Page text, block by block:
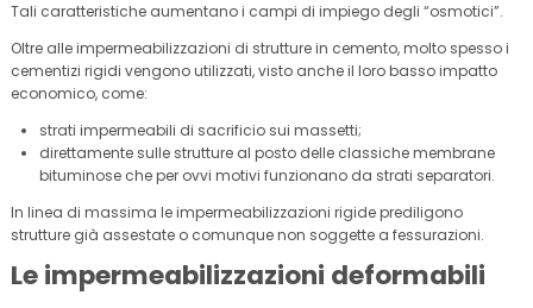
Tali caratteristiche aumentano i campi di impiego degli “osmotici”.
Oltre alle impermeabilizzazioni di strutture in cemento, molto spesso i
cementizi rigidi vengono utilizzati, visto anche il loro basso impatto
economico, come:
strati impermeabili di sacrificio sui massetti;
direttamente sulle strutture al posto delle classiche membrane
bituminose che per ovvi motivi funzionano da strati separatori.
In linea di massima le impermeabilizzazioni rigide prediligono
strutture già assestate o comunque non soggette a fessurazioni.
Le impermeabilizzazioni deformabili